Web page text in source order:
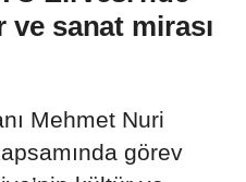
sanat mirası
Mehmet Nuri
görev